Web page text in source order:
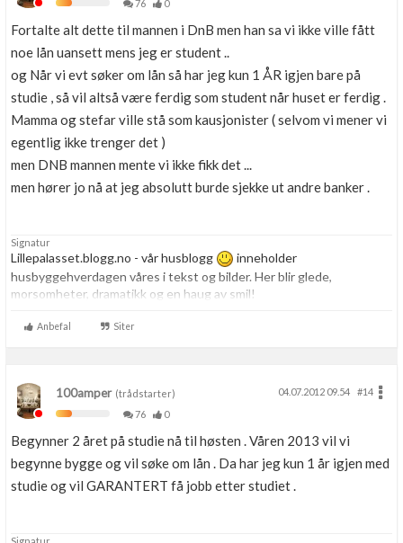
76 0
Fortalte alt dette til mannen i DnB men han sa vi ikke ville fått
noe lån uansett mens jeg er student ..
og Når vi evt søker om lån så har jeg kun 1 ÅR igjen bare på
studie , så vil altså være ferdig som student når huset er ferdig .
Mamma og stefar ville stå som kausjonister ( selvom vi mener vi
egentlig ikke trenger det )
men DNB mannen mente vi ikke fikk det ...
men hører jo nå at jeg absolutt burde sjekke ut andre banker .
Signatur
Lillepalasset.blogg.no - vår husblogg
inneholder
husbyggehverdagen våres i tekst og bilder. Her blir glede,
morsomheter, dramatikk og en haug av smil!
Anbefal Siter
100amper(trådstarter) 04.07.2012 09.54
#14
76
0
Begynner 2 året på studie nå til høsten . Våren 2013 vil vi
begynne bygge og vil søke om lån . Da har jeg kun 1 år igjen med
studie og vil GARANTERT få jobb etter studiet .